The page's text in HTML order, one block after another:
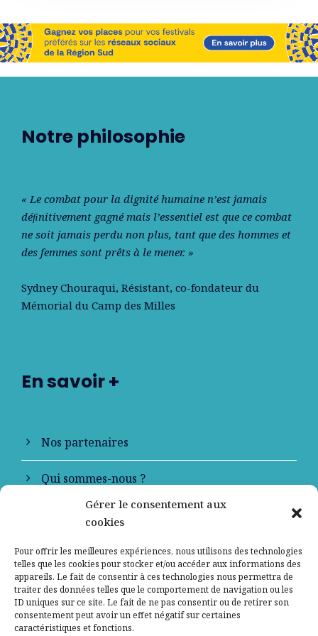
Gérer le consentement aux
cookies
Pour offrir les meilleures expériences, nous utilisons des technologies
telles que les cookies pour stocker et/ou accéder aux informations des
appareils. Le fait de consentir à ces technologies nous permettra de
traiter des données telles que le comportement de navigation ou les
ID uniques sur ce site. Le fait de ne pas consentir ou de retirer son
consentement peut avoir un effet négatif sur certaines
caractéristiques et fonctions.
Notre philosophie
« Le combat pour la dignité humaine n’est jamais
déﬁnitivement gagné mais l’essentiel est que ce combat
ne soit jamais perdu non plus, tant que des hommes et
des femmes sont prêts à le mener. »
Sydney Chouraqui, Résistant, co-fondateur du
Mémorial du Camp des Milles
En savoir +
Nos partenaires
Qui sommes-nous ?
Contactez-nous
Mentions légales
Politique de confidentialité